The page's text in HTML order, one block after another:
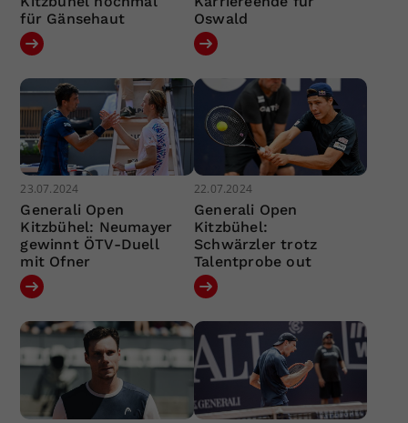
für Gänsehaut
Oswald
23.07.2024
Generali Open
Kitzbühel: Neumayer
gewinnt ÖTV-Duell
mit Ofner
22.07.2024
Generali Open
Kitzbühel:
Schwärzler trotz
Talentprobe out